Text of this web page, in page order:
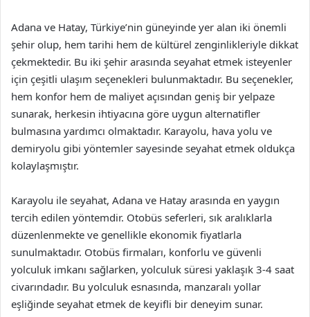
Adana ve Hatay, Türkiye’nin güneyinde yer alan iki önemli
şehir olup, hem tarihi hem de kültürel zenginlikleriyle dikkat
çekmektedir. Bu iki şehir arasında seyahat etmek isteyenler
için çeşitli ulaşım seçenekleri bulunmaktadır. Bu seçenekler,
hem konfor hem de maliyet açısından geniş bir yelpaze
sunarak, herkesin ihtiyacına göre uygun alternatifler
bulmasına yardımcı olmaktadır. Karayolu, hava yolu ve
demiryolu gibi yöntemler sayesinde seyahat etmek oldukça
kolaylaşmıştır.
Karayolu ile seyahat, Adana ve Hatay arasında en yaygın
tercih edilen yöntemdir. Otobüs seferleri, sık aralıklarla
düzenlenmekte ve genellikle ekonomik fiyatlarla
sunulmaktadır. Otobüs firmaları, konforlu ve güvenli
yolculuk imkanı sağlarken, yolculuk süresi yaklaşık 3-4 saat
civarındadır. Bu yolculuk esnasında, manzaralı yollar
eşliğinde seyahat etmek de keyifli bir deneyim sunar.